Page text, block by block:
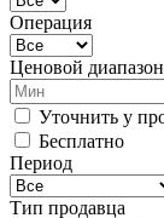
Операция
Ценовой
Уточнить у
Бесплатно
Период
Тип продавца